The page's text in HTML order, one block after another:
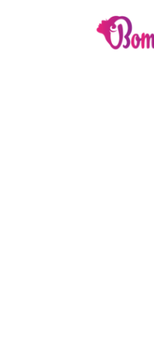
Penteados